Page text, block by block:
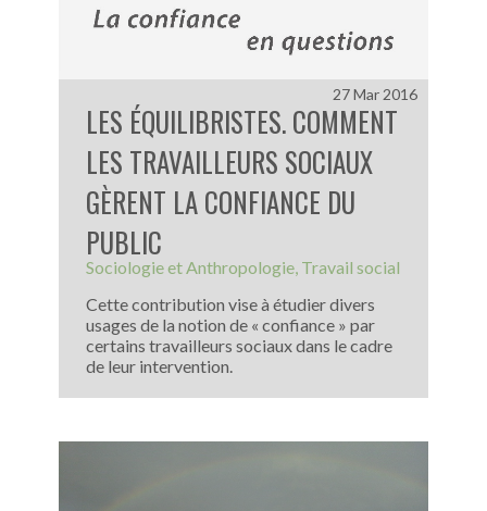
LES ÉQUILIBRISTES. COMMENT
LES TRAVAILLEURS SOCIAUX
GÈRENT LA CONFIANCE DU
PUBLIC
Sociologie et Anthropologie Travail social
Cette contribution vise à étudier divers
usages de la notion de « confiance » par
certains travailleurs sociaux dans le cadre
de leur intervention.
27 Mar 2016